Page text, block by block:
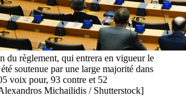
du règlement, qui entrera en vigueur le
soutenue par une large majorité dans
voix pour, 93 contre et 52
Michailidis / Shutterstock]